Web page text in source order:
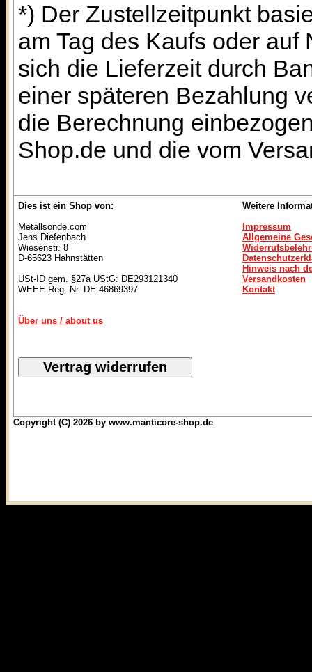
*) Der Zustellzeitpunkt
am Tag des Kaufs oder
sich die Lieferzeit durch
einer späteren Bezahlung
die Berechnung
Shop.de und die vom
Dies ist ein Shop von:
Metallsonde.com
Jens Diefenbach
Wiesenstr. 8
D-65623 Hahnstätten
USt-ID gem. §27a UStG: DE293121340
WEEE-Reg.-Nr. DE 46869397
Über uns / about us
Weitere
Impressum
Allgemeine
Hinweis nach
Versandkosten
Kontakt
Copyright (C) 2026 by www.manticore-shop.de